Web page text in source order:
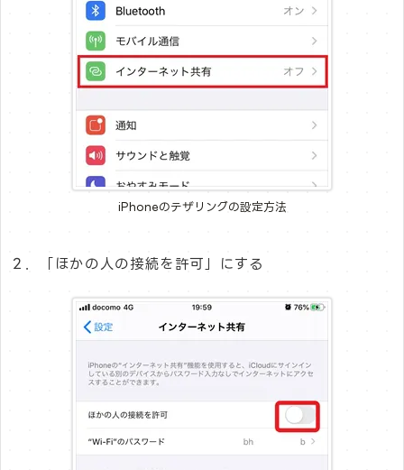
iPhoneのテザリングの設定方法
２．「ほかの人の接続を許可」にする